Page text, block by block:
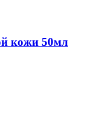
кожи 50мл